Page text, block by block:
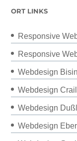
ORT LINKS
Responsive
Responsive
Webdesign
Webdesign
Webdesign
Webdesign